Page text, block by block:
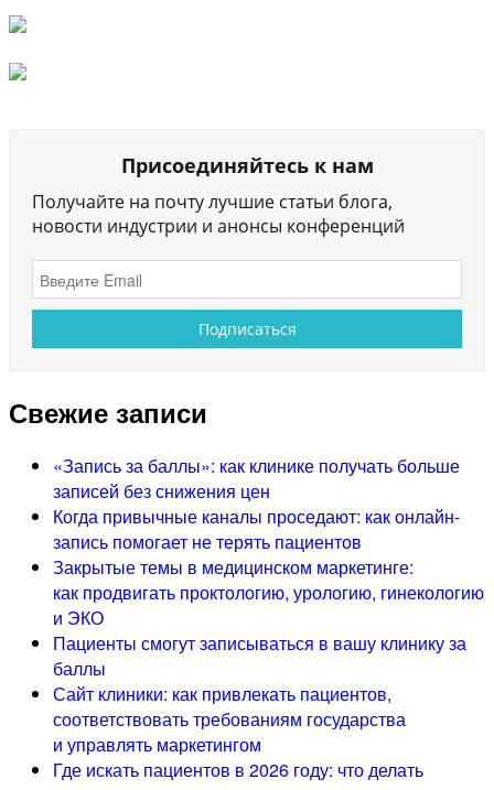
Присоединяйтесь к нам
Получайте на почту лучшие статьи блога,
новости индустрии и анонсы конференций
Свежие записи
«Запись за баллы»: как клинике получать больше
записей без снижения цен
Когда привычные каналы проседают: как онлайн-
запись помогает не терять пациентов
Закрытые темы в медицинском маркетинге:
как продвигать проктологию, урологию, гинекологию
и ЭКО
Пациенты смогут записываться в вашу клинику за
баллы
Сайт клиники: как привлекать пациентов,
соответствовать требованиям государства
и управлять маркетингом
Где искать пациентов в 2026 году: что делать